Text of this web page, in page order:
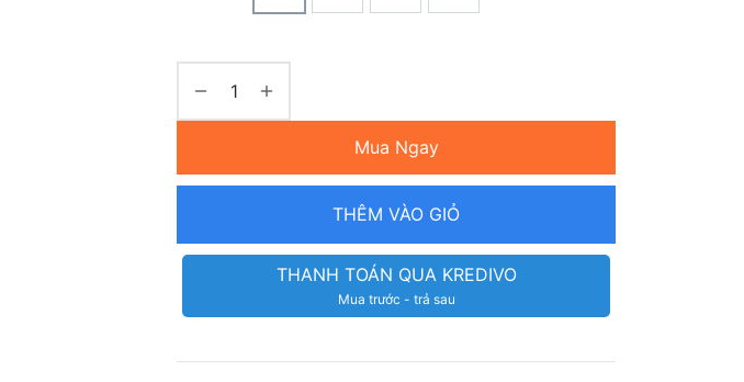
Mua Ngay
THÊM VÀO GIỎ
THANH TOÁN QUA KREDIVO
Mua trước - trả sau